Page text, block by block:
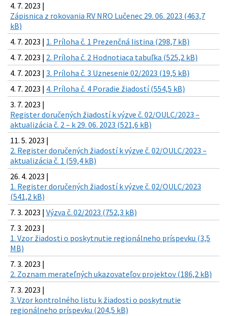
4. 7. 2023 |
Zápisnica z rokovania RV NRO Lučenec 29. 06. 2023 (463,7
kB)
4. 7. 2023 | 1. Príloha č. 1 Prezenčná listina (298,7 kB)
4. 7. 2023 | 2. Príloha č. 2 Hodnotiaca tabuľka (525,2 kB)
4. 7. 2023 | 3. Príloha č. 3 Uznesenie 02/2023 (19,5 kB)
4. 7. 2023 | 4. Príloha č. 4 Poradie žiadostí (554,5 kB)
3. 7. 2023 |
Register doručených žiadostí k výzve č. 02/OULC/2023 –
aktualizácia č. 2 – k 29. 06. 2023 (521,6 kB)
11. 5. 2023 |
2. Register doručených žiadostí k výzve č. 02/OULC/2023 –
aktualizácia č. 1 (59,4 kB)
26. 4. 2023 |
1. Register doručených žiadostí k výzve č. 02/OULC/2023
(541,2 kB)
7. 3. 2023 | Výzva č. 02/2023 (752,3 kB)
7. 3. 2023 |
1. Vzor žiadosti o poskytnutie regionálneho príspevku (3,5
MB)
7. 3. 2023 |
2. Zoznam merateľných ukazovateľov projektov (186,2 kB)
7. 3. 2023 |
3. Vzor kontrolného listu k žiadosti o poskytnutie
regionálneho príspevku (204,5 kB)